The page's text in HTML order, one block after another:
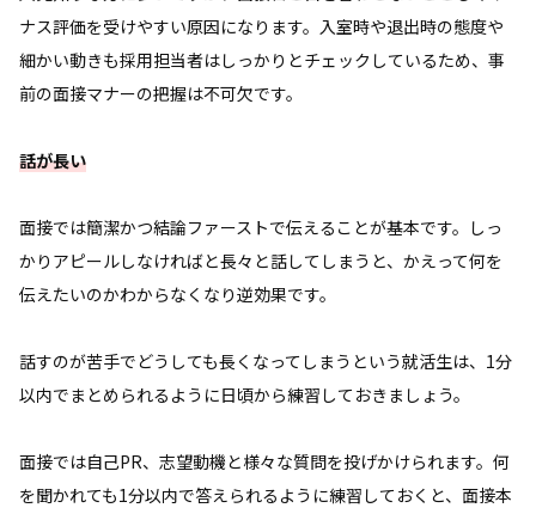
ナス評価を受けやすい原因になります。入室時や退出時の態度や
細かい動きも採用担当者はしっかりとチェックしているため、事
前の面接マナーの把握は不可欠です。
話が長い
面接では簡潔かつ結論ファーストで伝えることが基本です。しっ
かりアピールしなければと長々と話してしまうと、かえって何を
伝えたいのかわからなくなり逆効果です。
話すのが苦手でどうしても長くなってしまうという就活生は、1分
以内でまとめられるように日頃から練習しておきましょう。
面接では自己PR、志望動機と様々な質問を投げかけられます。何
を聞かれても1分以内で答えられるように練習しておくと、面接本